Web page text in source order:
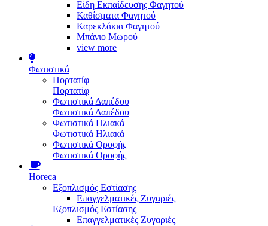
Είδη Εκπαίδευσης Φαγητού
Καθίσματα Φαγητού
Καρεκλάκια Φαγητού
Μπάνιο Μωρού
view more
Φωτιστικά
Πορτατίφ
Πορτατίφ
Φωτιστικά Δαπέδου
Φωτιστικά Δαπέδου
Φωτιστικά Ηλιακά
Φωτιστικά Ηλιακά
Φωτιστικά Οροφής
Φωτιστικά Οροφής
Horeca
Εξοπλισμός Εστίασης
Επαγγελματικές Ζυγαριές
Εξοπλισμός Εστίασης
Επαγγελματικές Ζυγαριές